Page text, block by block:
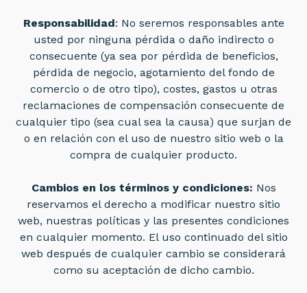
Responsabilidad: No seremos responsables ante
usted por ninguna pérdida o daño indirecto o
consecuente (ya sea por pérdida de beneficios,
pérdida de negocio, agotamiento del fondo de
comercio o de otro tipo), costes, gastos u otras
reclamaciones de compensación consecuente de
cualquier tipo (sea cual sea la causa) que surjan de
o en relación con el uso de nuestro sitio web o la
compra de cualquier producto.
Cambios en los términos y condiciones: Nos
reservamos el derecho a modificar nuestro sitio
web, nuestras políticas y las presentes condiciones
en cualquier momento. El uso continuado del sitio
web después de cualquier cambio se considerará
como su aceptación de dicho cambio.